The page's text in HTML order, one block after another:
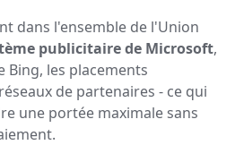
dans l'ensemble de l'Union
publicitaire de Microsoft,
Bing, les placements
de partenaires - ce qui
une portée maximale sans